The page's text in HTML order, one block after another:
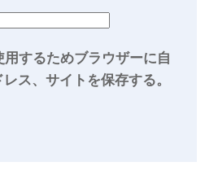
するためブラウザーに自
ス、サイトを保存する。